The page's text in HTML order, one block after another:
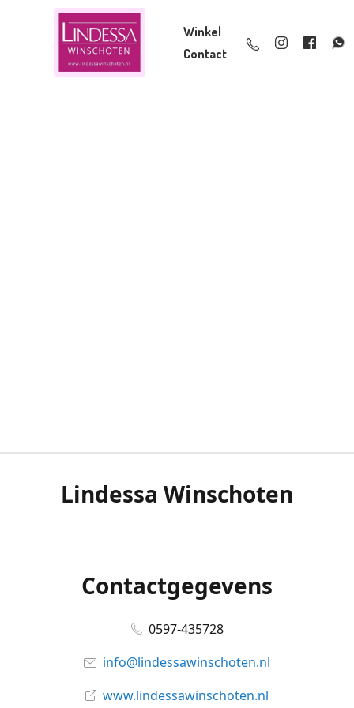
Winkel
Contact
Lindessa Winschoten
Contactgegevens
0597-435728
info@lindessawinschoten.nl
www.lindessawinschoten.nl